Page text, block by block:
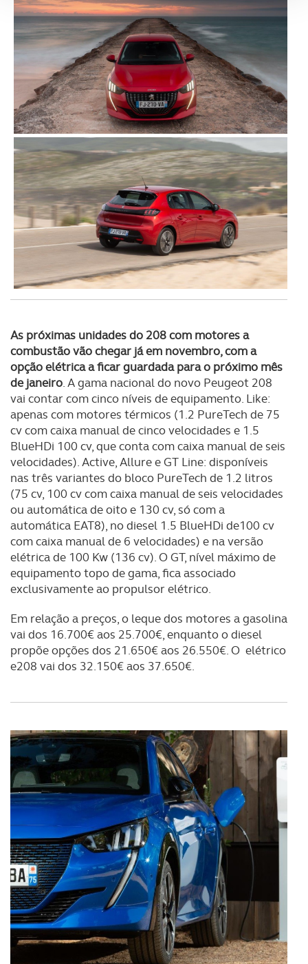
Adicionalmente partilhamos informação, relativa à sua
utilização do nosso site de publicidade e de análise, com
parceiros e organizações na UE e em países terceiros.
O ACP garantirá que as transferências internacionais de
dados pessoais serão realizadas apenas com o seu
consentimento e quando tal se afigure estritamente
necessário no contexto dos serviços a prestar.
Realçamos que o bloqueio de certo tipo de Cookies e
tecnologias similares pode ter impacto na sua
experiência de navegação no Website e nos serviços
disponibilizados.
Consulte a política de cookies do site.
As próximas unidades do 208 com motores a
combustão vão chegar já em novembro, com a
opção elétrica a ficar guardada para o próximo mês
de janeiro. A gama nacional do novo Peugeot 208
vai contar com cinco níveis de equipamento. Like:
apenas com motores térmicos (1.2 PureTech de 75
cv com caixa manual de cinco velocidades e 1.5
BlueHDi 100 cv, que conta com caixa manual de seis
velocidades). Active, Allure e GT Line: disponíveis
nas três variantes do bloco PureTech de 1.2 litros
(75 cv, 100 cv com caixa manual de seis velocidades
ou automática de oito e 130 cv, só com a
automática EAT8), no diesel 1.5 BlueHDi de100 cv
com caixa manual de 6 velocidades) e na versão
elétrica de 100 Kw (136 cv). O GT, nível máximo de
equipamento topo de gama, fica associado
exclusivamente ao propulsor elétrico.
Em relação a preços, o leque dos motores a gasolina
vai dos 16.700€ aos 25.700€, enquanto o diesel
propõe opções dos 21.650€ aos 26.550€. O elétrico
e208 vai dos 32.150€ aos 37.650€.